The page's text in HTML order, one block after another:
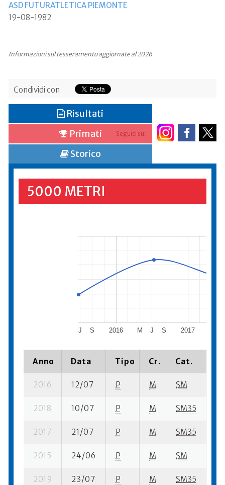
ASD FUTURATLETICA PIEMONTE
19-08-1982
Informazioni sul tesseramento aggiornate al 2026
Condividi con
Seguici su:
Risultati
Primati
Storico
5000 METRI
2016 2017
J S M J S
Anno Data Tipo Cr. Cat.
2016 12/07 P M SM
2018 10/07 P M SM35
2017 21/07 P M SM35
2015 24/06 P M SM
2019 23/07 P M SM35